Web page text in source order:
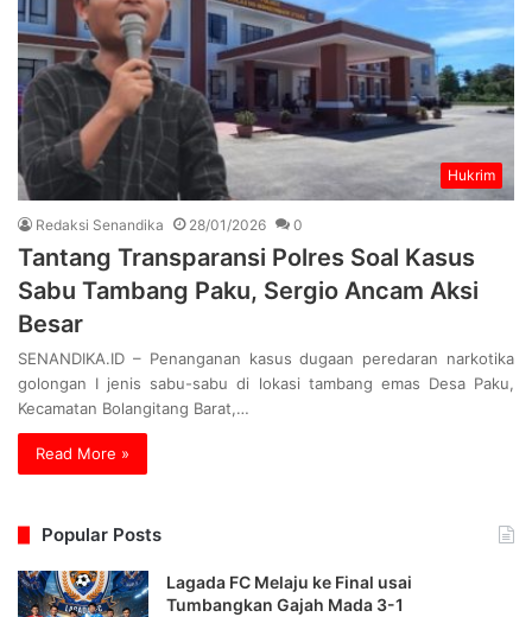
Hukrim
Redaksi Senandika 28/01/2026 0
Tantang Transparansi Polres Soal Kasus
Sabu Tambang Paku, Sergio Ancam Aksi
Besar
SENANDIKA.ID – Penanganan kasus dugaan peredaran narkotika
golongan I jenis sabu-sabu di lokasi tambang emas Desa Paku,
Kecamatan Bolangitang Barat,…
Read More »
Popular Posts
Lagada FC Melaju ke Final usai
Tumbangkan Gajah Mada 3-1